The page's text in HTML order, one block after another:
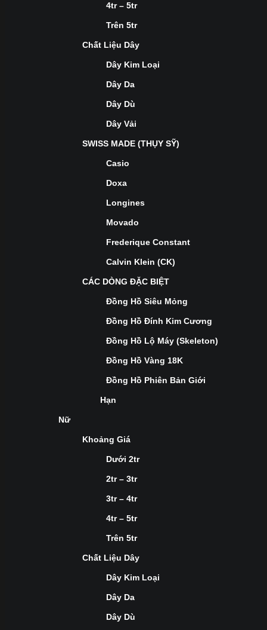
4tr – 5tr
Trên 5tr
Chất Liệu Dây
Dây Kim Loại
Dây Da
Dây Dù
Dây Vải
SWISS MADE (THỤY SỸ)
Casio
Doxa
Longines
Movado
Frederique Constant
Calvin Klein (CK)
CÁC DÒNG ĐẶC BIỆT
Đồng Hồ Siêu Mỏng
Đồng Hồ Đính Kim Cương
Đồng Hồ Lộ Máy (Skeleton)
Đồng Hồ Vàng 18K
Đồng Hồ Phiên Bản Giới
Hạn
Nữ
Khoảng Giá
Dưới 2tr
2tr – 3tr
3tr – 4tr
4tr – 5tr
Trên 5tr
Chất Liệu Dây
Dây Kim Loại
Dây Da
Dây Dù